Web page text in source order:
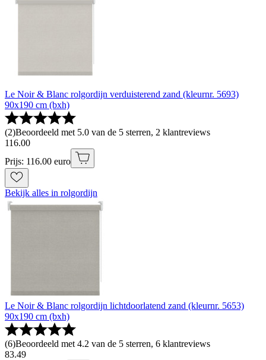
Le Noir & Blanc rolgordijn verduisterend zand (kleurnr. 5693)
90x190 cm (bxh)
(2)Beoordeeld met 5.0 van de 5 sterren, 2 klantreviews
116.00
Prijs: 116.00 euro
Bekijk alles in rolgordijn
Le Noir & Blanc rolgordijn lichtdoorlatend zand (kleurnr. 5653)
90x190 cm (bxh)
(6)Beoordeeld met 4.2 van de 5 sterren, 6 klantreviews
83.49